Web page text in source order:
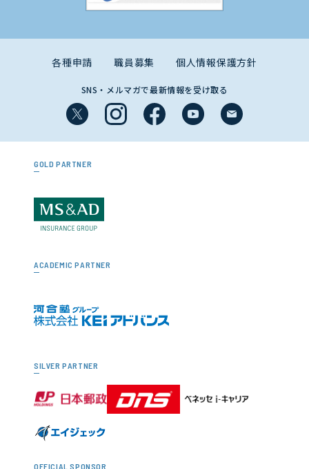
各種申請 職員募集 個人情報保護方針
SNS・メルマガで最新情報を受け取る
GOLD PARTNER
ACADEMIC PARTNER
SILVER PARTNER
OFFICIAL SPONSOR